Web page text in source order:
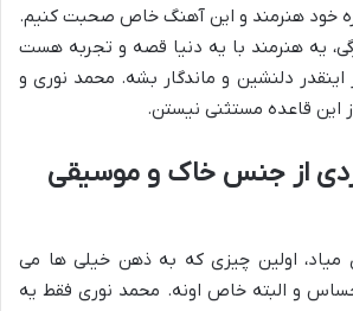
خود هنرمند و این آهنگ خاص صحبت کنیم.
یه هنرمند با یه دنیا قصه و تجربه هست
دلنشین و ماندگار بشه. محمد نوری و
این قاعده مستثنی نیستن.
از جنس خاک و موسیقی
میاد، اولین چیزی که به ذهن خیلی ها می
و البته خاص اونه. محمد نوری فقط یه